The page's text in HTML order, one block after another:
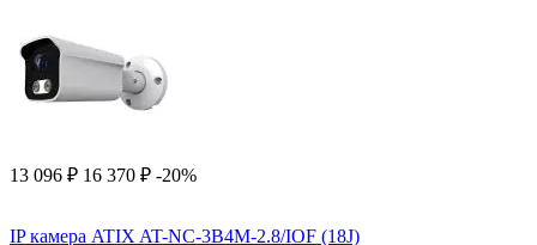
13 096 ₽ 16 370 ₽ -20%
IP камера ATIX AT-NC-3B4M-2.8/IOF (18J)